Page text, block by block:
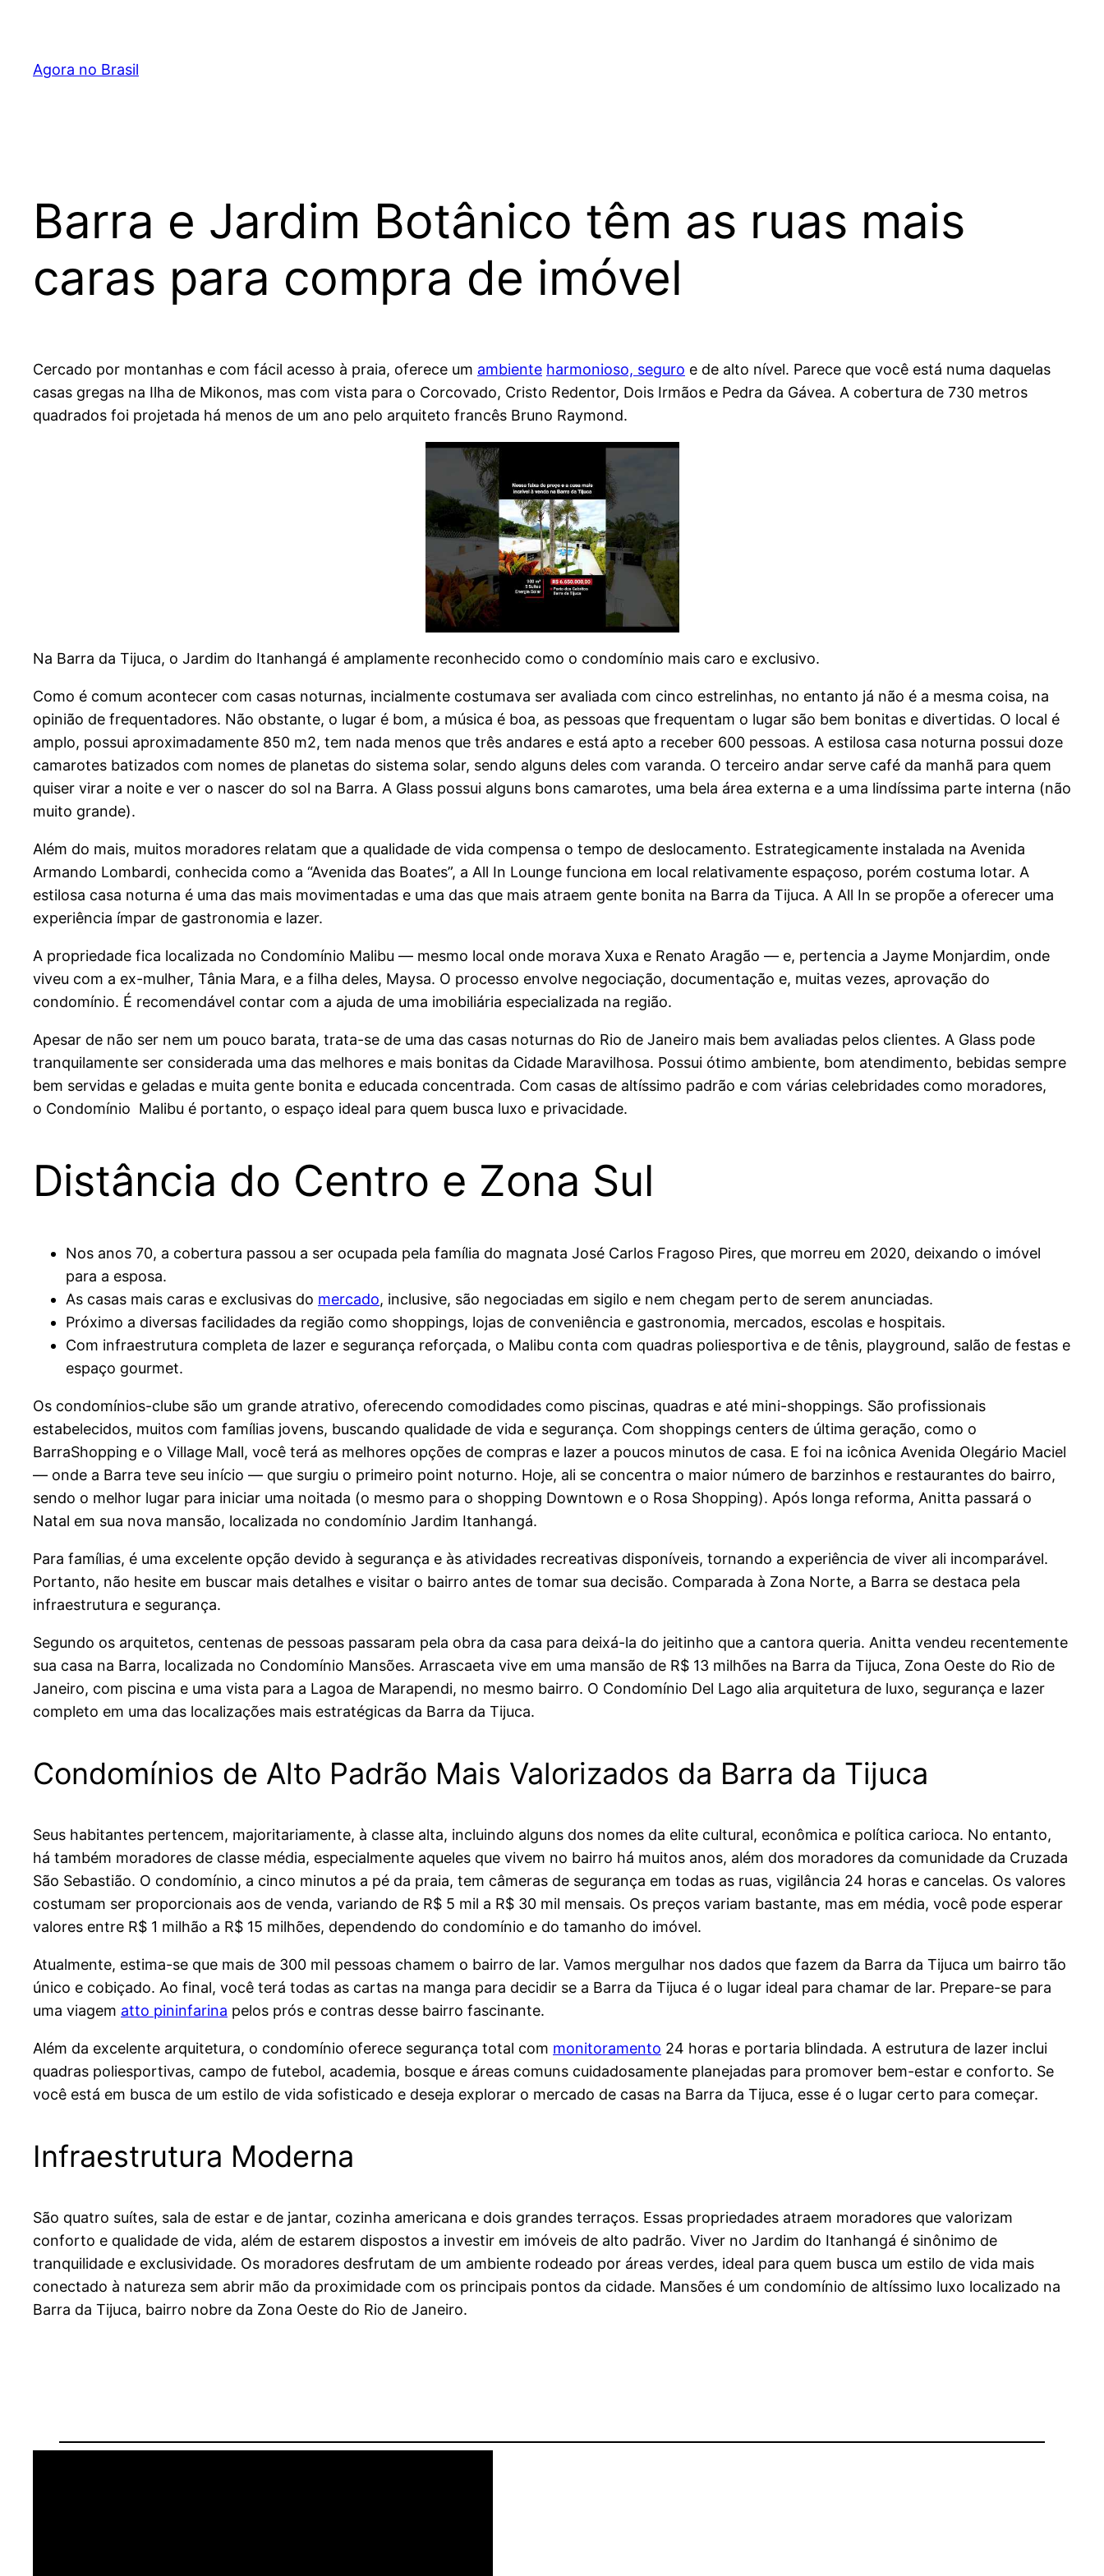
Agora no Brasil
Barra e Jardim Botânico têm as ruas mais
caras para compra de imóvel
Cercado por montanhas e com fácil acesso à praia, oferece um ambiente harmonioso, seguro e de alto nível. Parece que você está numa daquelas
casas gregas na Ilha de Mikonos, mas com vista para o Corcovado, Cristo Redentor, Dois Irmãos e Pedra da Gávea. A cobertura de 730 metros
quadrados foi projetada há menos de um ano pelo arquiteto francês Bruno Raymond.
Na Barra da Tijuca, o Jardim do Itanhangá é amplamente reconhecido como o condomínio mais caro e exclusivo.
Como é comum acontecer com casas noturnas, incialmente costumava ser avaliada com cinco estrelinhas, no entanto já não é a mesma coisa, na
opinião de frequentadores. Não obstante, o lugar é bom, a música é boa, as pessoas que frequentam o lugar são bem bonitas e divertidas. O local é
amplo, possui aproximadamente 850 m2, tem nada menos que três andares e está apto a receber 600 pessoas. A estilosa casa noturna possui doze
camarotes batizados com nomes de planetas do sistema solar, sendo alguns deles com varanda. O terceiro andar serve café da manhã para quem
quiser virar a noite e ver o nascer do sol na Barra. A Glass possui alguns bons camarotes, uma bela área externa e a uma lindíssima parte interna (não
muito grande).
Além do mais, muitos moradores relatam que a qualidade de vida compensa o tempo de deslocamento. Estrategicamente instalada na Avenida
Armando Lombardi, conhecida como a “Avenida das Boates”, a All In Lounge funciona em local relativamente espaçoso, porém costuma lotar. A
estilosa casa noturna é uma das mais movimentadas e uma das que mais atraem gente bonita na Barra da Tijuca. A All In se propõe a oferecer uma
experiência ímpar de gastronomia e lazer.
A propriedade fica localizada no Condomínio Malibu — mesmo local onde morava Xuxa e Renato Aragão — e, pertencia a Jayme Monjardim, onde
viveu com a ex-mulher, Tânia Mara, e a filha deles, Maysa. O processo envolve negociação, documentação e, muitas vezes, aprovação do
condomínio. É recomendável contar com a ajuda de uma imobiliária especializada na região.
Apesar de não ser nem um pouco barata, trata-se de uma das casas noturnas do Rio de Janeiro mais bem avaliadas pelos clientes. A Glass pode
tranquilamente ser considerada uma das melhores e mais bonitas da Cidade Maravilhosa. Possui ótimo ambiente, bom atendimento, bebidas sempre
bem servidas e geladas e muita gente bonita e educada concentrada. Com casas de altíssimo padrão e com várias celebridades como moradores,
o Condomínio Malibu é portanto, o espaço ideal para quem busca luxo e privacidade.
Distância do Centro e Zona Sul
Nos anos 70, a cobertura passou a ser ocupada pela família do magnata José Carlos Fragoso Pires, que morreu em 2020, deixando o imóvel
para a esposa.
As casas mais caras e exclusivas do mercado, inclusive, são negociadas em sigilo e nem chegam perto de serem anunciadas.
Próximo a diversas facilidades da região como shoppings, lojas de conveniência e gastronomia, mercados, escolas e hospitais.
Com infraestrutura completa de lazer e segurança reforçada, o Malibu conta com quadras poliesportiva e de tênis, playground, salão de festas e
espaço gourmet.
Os condomínios-clube são um grande atrativo, oferecendo comodidades como piscinas, quadras e até mini-shoppings. São profissionais
estabelecidos, muitos com famílias jovens, buscando qualidade de vida e segurança. Com shoppings centers de última geração, como o
BarraShopping e o Village Mall, você terá as melhores opções de compras e lazer a poucos minutos de casa. E foi na icônica Avenida Olegário Maciel
— onde a Barra teve seu início — que surgiu o primeiro point noturno. Hoje, ali se concentra o maior número de barzinhos e restaurantes do bairro,
sendo o melhor lugar para iniciar uma noitada (o mesmo para o shopping Downtown e o Rosa Shopping). Após longa reforma, Anitta passará o
Natal em sua nova mansão, localizada no condomínio Jardim Itanhangá.
Para famílias, é uma excelente opção devido à segurança e às atividades recreativas disponíveis, tornando a experiência de viver ali incomparável.
Portanto, não hesite em buscar mais detalhes e visitar o bairro antes de tomar sua decisão. Comparada à Zona Norte, a Barra se destaca pela
infraestrutura e segurança.
Segundo os arquitetos, centenas de pessoas passaram pela obra da casa para deixá-la do jeitinho que a cantora queria. Anitta vendeu recentemente
sua casa na Barra, localizada no Condomínio Mansões. Arrascaeta vive em uma mansão de R$ 13 milhões na Barra da Tijuca, Zona Oeste do Rio de
Janeiro, com piscina e uma vista para a Lagoa de Marapendi, no mesmo bairro. O Condomínio Del Lago alia arquitetura de luxo, segurança e lazer
completo em uma das localizações mais estratégicas da Barra da Tijuca.
Condomínios de Alto Padrão Mais Valorizados da Barra da Tijuca
Seus habitantes pertencem, majoritariamente, à classe alta, incluindo alguns dos nomes da elite cultural, econômica e política carioca. No entanto,
há também moradores de classe média, especialmente aqueles que vivem no bairro há muitos anos, além dos moradores da comunidade da Cruzada
São Sebastião. O condomínio, a cinco minutos a pé da praia, tem câmeras de segurança em todas as ruas, vigilância 24 horas e cancelas. Os valores
costumam ser proporcionais aos de venda, variando de R$ 5 mil a R$ 30 mil mensais. Os preços variam bastante, mas em média, você pode esperar
valores entre R$ 1 milhão a R$ 15 milhões, dependendo do condomínio e do tamanho do imóvel.
Atualmente, estima-se que mais de 300 mil pessoas chamem o bairro de lar. Vamos mergulhar nos dados que fazem da Barra da Tijuca um bairro tão
único e cobiçado. Ao final, você terá todas as cartas na manga para decidir se a Barra da Tijuca é o lugar ideal para chamar de lar. Prepare-se para
uma viagem atto pininfarina pelos prós e contras desse bairro fascinante.
Além da excelente arquitetura, o condomínio oferece segurança total com monitoramento 24 horas e portaria blindada. A estrutura de lazer inclui
quadras poliesportivas, campo de futebol, academia, bosque e áreas comuns cuidadosamente planejadas para promover bem-estar e conforto. Se
você está em busca de um estilo de vida sofisticado e deseja explorar o mercado de casas na Barra da Tijuca, esse é o lugar certo para começar.
Infraestrutura Moderna
São quatro suítes, sala de estar e de jantar, cozinha americana e dois grandes terraços. Essas propriedades atraem moradores que valorizam
conforto e qualidade de vida, além de estarem dispostos a investir em imóveis de alto padrão. Viver no Jardim do Itanhangá é sinônimo de
tranquilidade e exclusividade. Os moradores desfrutam de um ambiente rodeado por áreas verdes, ideal para quem busca um estilo de vida mais
conectado à natureza sem abrir mão da proximidade com os principais pontos da cidade. Mansões é um condomínio de altíssimo luxo localizado na
Barra da Tijuca, bairro nobre da Zona Oeste do Rio de Janeiro.